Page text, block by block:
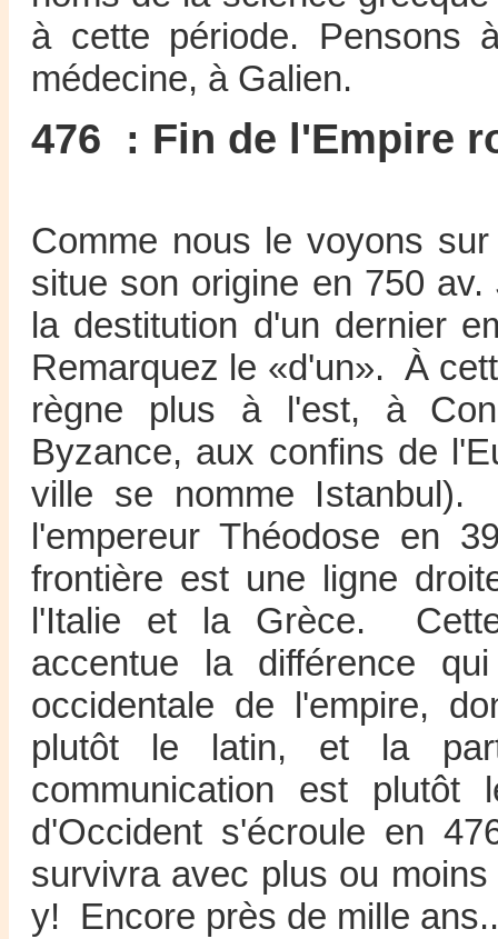
à cette période. Pensons
médecine, à Galien.
476 : Fin de l'Empire
Comme nous le voyons
situe son origine en 750
la destitution d'un dernier
Remarquez le «d'un». À
règne plus à l'est, à
Byzance, aux confins de
ville se nomme
l'empereur Théodose en
frontière est une ligne
l'Italie et la Grèce.
accentue la différence
occidentale de l'empire,
plutôt le latin, et la
communication est
d'Occident s'écroule en
survivra avec plus ou
y! Encore près de mille